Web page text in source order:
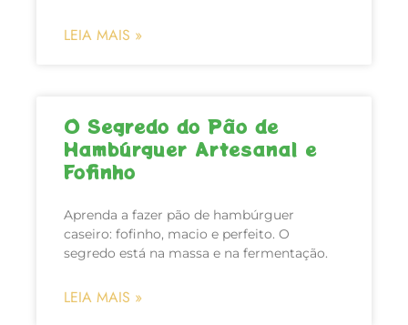
LEIA MAIS »
O Segredo do Pão de
Hambúrguer Artesanal e
Fofinho
Aprenda a fazer pão de hambúrguer
caseiro: fofinho, macio e perfeito. O
segredo está na massa e na fermentação.
LEIA MAIS »